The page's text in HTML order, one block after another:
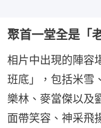
聚首一堂全是「
相片中出現的陣容
班底」，包括米雪
樂林、麥當傑以及
面帶笑容、神采飛